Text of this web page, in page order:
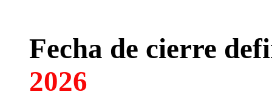
Fecha de cierre
2026